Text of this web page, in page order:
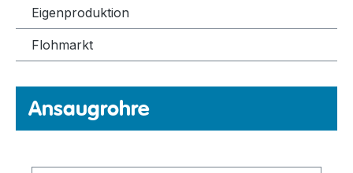
Eigenproduktion
Flohmarkt
Ansaugrohre